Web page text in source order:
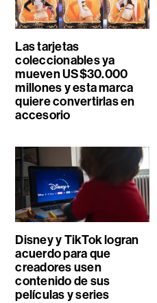
Las tarjetas
coleccionables ya
mueven US$30.000
millones y esta marca
quiere convertirlas en
accesorio
Disney y TikTok logran
acuerdo para que
creadores usen
contenido de sus
películas y series